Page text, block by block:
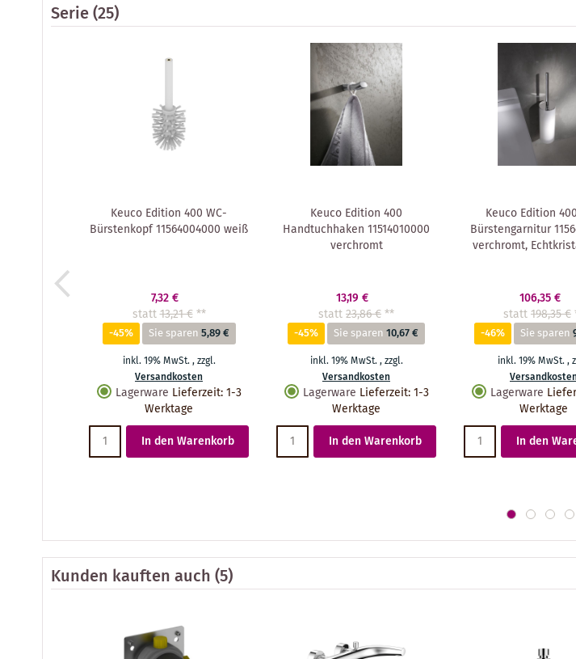
Serie(25)
Keuco Edition 400 WC-
Bürstenkopf 11564004000 weiß
7,32 €
statt13,21 € **
-45% Sie sparen5,89 €
inkl. 19% MwSt.,zzgl.
Versandkosten
Lagerware Lieferzeit:1-3
Werktage
In den Warenkorb
Keuco Edition 400
Handtuchhaken 11514010000
verchromt
13,19 €
statt23,86 €**
-45% Sie sparen10,67 €
inkl. 19% MwSt.,zzgl.
Versandkosten
Lagerware Lieferzeit:1-3
Werktage
In den Warenkorb
Keuco Edition
Bürstengarnitur
verchromt,
106,35 €
statt198,35 €
-46% Sie sparen
inkl. 19% MwSt.,
Lagerware
Werktage
In den
Kunden kauften auch(5)